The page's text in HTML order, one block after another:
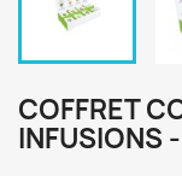
COFFRET
INFUSIONS